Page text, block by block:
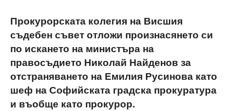
Прокурорската колегия на Висшия
съдебен съвет отложи произнасянето си
по искането на министъра на
правосъдието Николай Найденов за
отстраняването на Емилия Русинова като
шеф на Софийската градска прокуратура
и въобще като прокурор.